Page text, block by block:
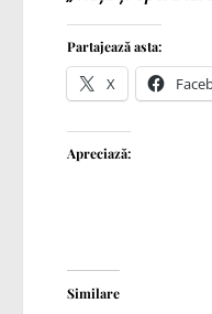
Partajează asta:
X
Apreciază:
Similare